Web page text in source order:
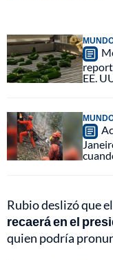
EE.
Rubio deslizó que
recaerá en el
quien podría